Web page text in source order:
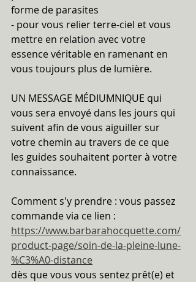
forme de parasites
- pour vous relier terre-ciel et vous
mettre en relation avec votre
essence véritable en ramenant en
vous toujours plus de lumière.
UN MESSAGE MÉDIUMNIQUE qui
vous sera envoyé dans les jours qui
suivent afin de vous aiguiller sur
votre chemin au travers de ce que
les guides souhaitent porter à votre
connaissance.
Comment s'y prendre : vous passez
commande via ce lien :
https://www.barbarahocquette.com/
product-page/soin-de-la-pleine-lune-
%C3%A0-distance
dès que vous vous sentez prêt(e) et